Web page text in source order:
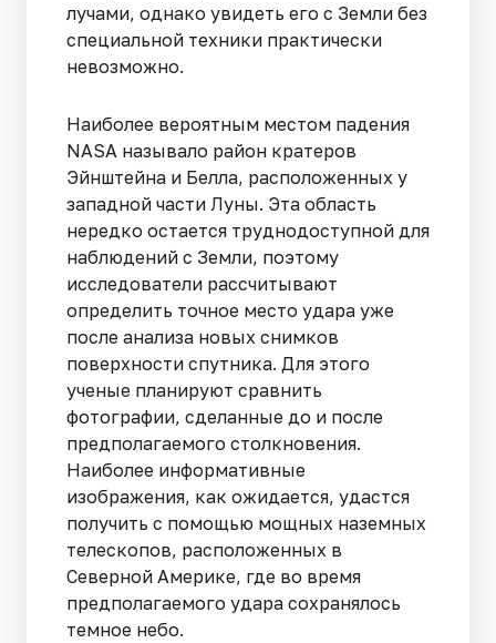
лучами, однако увидеть его с Земли без
специальной техники практически
невозможно.
Наиболее вероятным местом падения
NASA называло район кратеров
Эйнштейна и Белла, расположенных у
западной части Луны. Эта область
нередко остается труднодоступной для
наблюдений с Земли, поэтому
исследователи рассчитывают
определить точное место удара уже
после анализа новых снимков
поверхности спутника. Для этого
ученые планируют сравнить
фотографии, сделанные до и после
предполагаемого столкновения.
Наиболее информативные
изображения, как ожидается, удастся
получить с помощью мощных наземных
телескопов, расположенных в
Северной Америке, где во время
предполагаемого удара сохранялось
темное небо.